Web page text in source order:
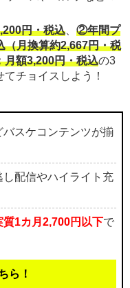
円・税込、 ②年間プ
（月換算約2,667円・税
額3,200円・税込の3
チョイスしよう！
スケコンテンツが揃
配信やハイライト充
質1カ月2,700円以下で
ら！